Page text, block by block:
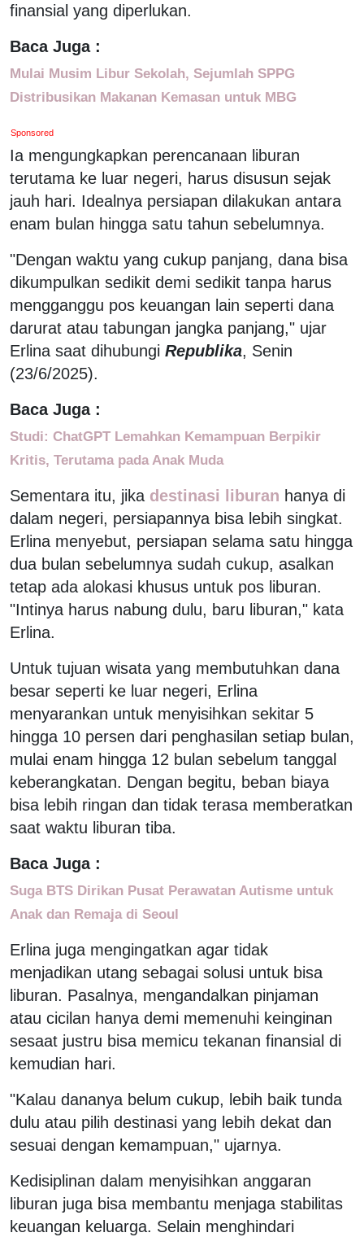
finansial yang diperlukan.
Baca Juga :
Mulai Musim Libur Sekolah, Sejumlah SPPG
Distribusikan Makanan Kemasan untuk MBG
Sponsored
Ia mengungkapkan perencanaan liburan
terutama ke luar negeri, harus disusun sejak
jauh hari. Idealnya persiapan dilakukan antara
enam bulan hingga satu tahun sebelumnya.
"Dengan waktu yang cukup panjang, dana bisa
dikumpulkan sedikit demi sedikit tanpa harus
mengganggu pos keuangan lain seperti dana
darurat atau tabungan jangka panjang," ujar
Erlina saat dihubungi Republika, Senin
(23/6/2025).
Baca Juga :
Studi: ChatGPT Lemahkan Kemampuan Berpikir
Kritis, Terutama pada Anak Muda
Sementara itu, jika destinasi liburan hanya di
dalam negeri, persiapannya bisa lebih singkat.
Erlina menyebut, persiapan selama satu hingga
dua bulan sebelumnya sudah cukup, asalkan
tetap ada alokasi khusus untuk pos liburan.
"Intinya harus nabung dulu, baru liburan," kata
Erlina.
Untuk tujuan wisata yang membutuhkan dana
besar seperti ke luar negeri, Erlina
menyarankan untuk menyisihkan sekitar 5
hingga 10 persen dari penghasilan setiap bulan,
mulai enam hingga 12 bulan sebelum tanggal
keberangkatan. Dengan begitu, beban biaya
bisa lebih ringan dan tidak terasa memberatkan
saat waktu liburan tiba.
Baca Juga :
Suga BTS Dirikan Pusat Perawatan Autisme untuk
Anak dan Remaja di Seoul
Erlina juga mengingatkan agar tidak
menjadikan utang sebagai solusi untuk bisa
liburan. Pasalnya, mengandalkan pinjaman
atau cicilan hanya demi memenuhi keinginan
sesaat justru bisa memicu tekanan finansial di
kemudian hari.
"Kalau dananya belum cukup, lebih baik tunda
dulu atau pilih destinasi yang lebih dekat dan
sesuai dengan kemampuan," ujarnya.
Kedisiplinan dalam menyisihkan anggaran
liburan juga bisa membantu menjaga stabilitas
keuangan keluarga. Selain menghindari